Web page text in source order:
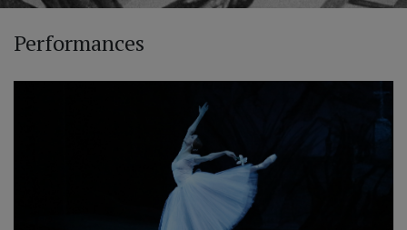
Performances